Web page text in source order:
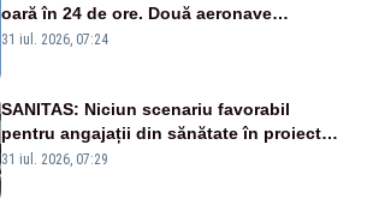
oară în 24 de ore. Două aeronave
Eurofighter britanice au fost ridicate de la
31 iul. 2026, 07:24
SANITAS: Niciun scenariu favorabil
pentru angajații din sănătate în proiectul
Legii salarizării
31 iul. 2026, 07:29